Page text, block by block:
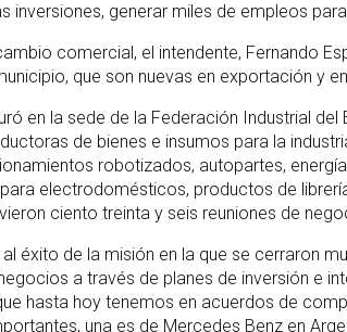
inversiones, generar miles de empleos
comercial, el intendente, Fernando
que son nuevas en exportación y
en la sede de la Federación Industrial
de bienes e insumos para la
robotizados, autopartes,
electrodomésticos, productos de
ciento treinta y seis reuniones de
éxito de la misión en la que se cerraron
a través de planes de inversión e
hasta hoy tenemos en acuerdos de
una es de Mercedes Benz en